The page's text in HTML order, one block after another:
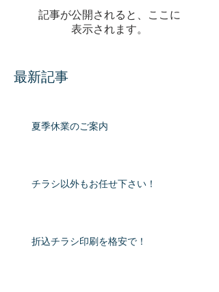
記事が公開されると、ここに
表示されます。
最新記事
夏季休業のご案内
チラシ以外もお任せ下さい！
折込チラシ印刷を格安で！